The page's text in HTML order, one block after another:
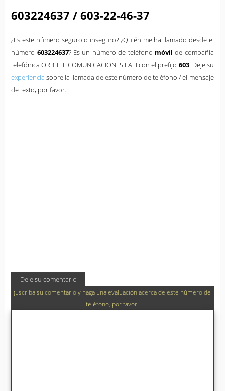
603224637 / 603-22-46-37
¿Es este número seguro o inseguro? ¿Quién me ha llamado desde el
número 603224637? Es un número de teléfono móvil de compañía
telefónica ORBITEL COMUNICACIONES LATI con el prefijo 603. Deje su
experiencia sobre la llamada de este número de teléfono / el mensaje
de texto, por favor.
Deje su comentario
¡Escriba su comentario y haga una evaluación acerca de este número de
teléfono, por favor!